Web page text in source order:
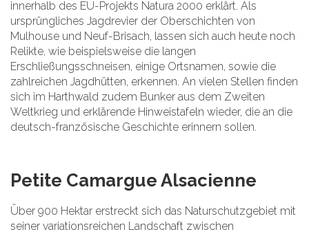
innerhalb des EU-Projekts Natura 2000 erklärt. Als
ursprüngliches Jagdrevier der Oberschichten von
Mulhouse und Neuf-Brisach, lassen sich auch heute noch
Relikte, wie beispielsweise die langen
Erschließungsschneisen, einige Ortsnamen, sowie die
zahlreichen Jagdhütten, erkennen. An vielen Stellen finden
sich im Harthwald zudem Bunker aus dem Zweiten
Weltkrieg und erklärende Hinweistafeln wieder, die an die
deutsch-französische Geschichte erinnern sollen.
Petite Camargue Alsacienne
Über 900 Hektar erstreckt sich das Naturschutzgebiet mit
seiner variationsreichen Landschaft zwischen